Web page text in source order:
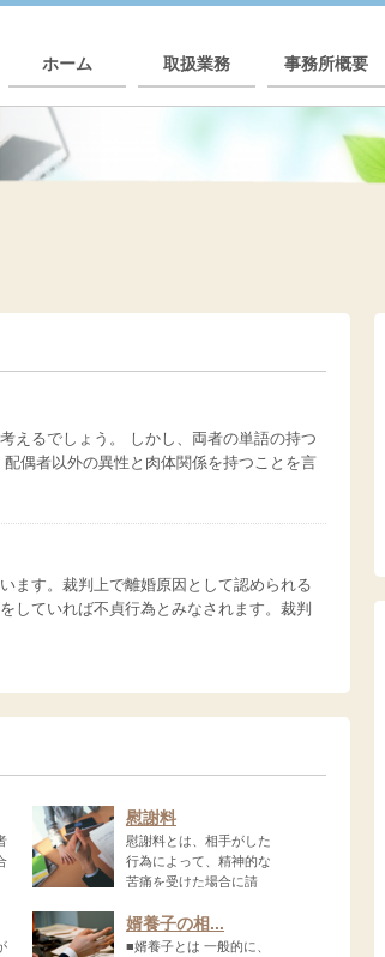
ホーム 取扱業務 事務所概要
えるでしょう。 しかし、両者の単語の持つ
偶者以外の異性と肉体関係を持つことを言
ます。裁判上で離婚原因として認められる
していれば不貞行為とみなされます。裁判
慰謝料
慰謝料とは、相手がした
行為によって、精神的な
苦痛を受けた場合に請
婿養子の相...
■婿養子とは 一般的に、